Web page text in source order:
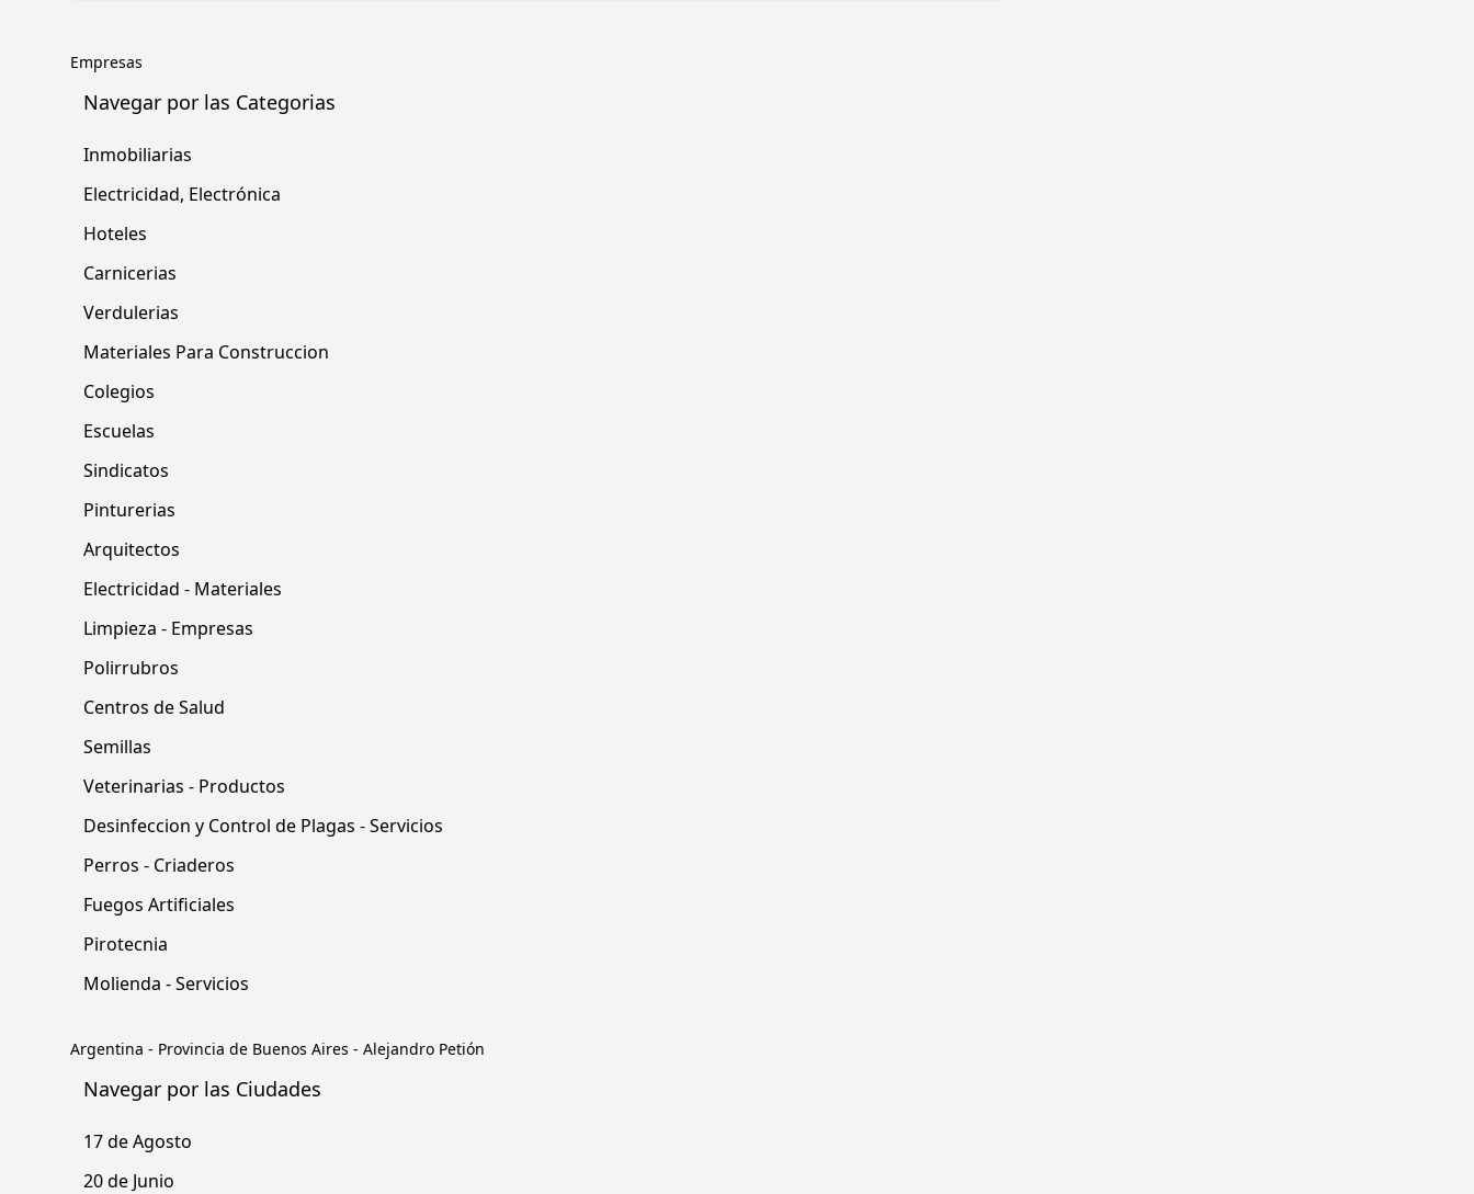
Empresas
Navegar por las Categorias
Inmobiliarias
Electricidad, Electrónica
Hoteles
Carnicerias
Verdulerias
Materiales Para Construccion
Colegios
Escuelas
Sindicatos
Pinturerias
Arquitectos
Electricidad - Materiales
Limpieza - Empresas
Polirrubros
Centros de Salud
Semillas
Veterinarias - Productos
Desinfeccion y Control de Plagas - Servicios
Perros - Criaderos
Fuegos Artificiales
Pirotecnia
Molienda - Servicios
Argentina - Provincia de Buenos Aires - Alejandro Petión
Navegar por las Ciudades
17 de Agosto
20 de Junio